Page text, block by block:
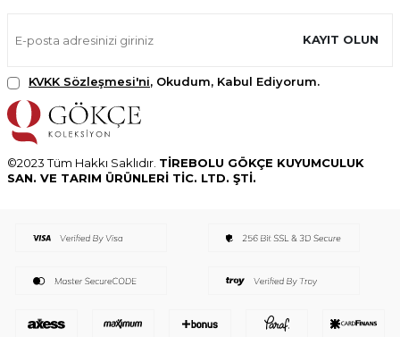
KAYIT OLUN
KVKK Sözleşmesi'ni, Okudum, Kabul Ediyorum.
©2023 Tüm Hakkı Saklıdır. TİREBOLU GÖKÇE KUYUMCULUK
SAN. VE TARIM ÜRÜNLERİ TİC. LTD. ŞTİ.